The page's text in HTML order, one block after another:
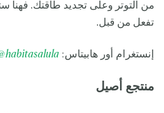
من التوتر وعلى تجديد طاقتك. فهنا
تفعل من قبل.
إنستغرام أور هابيتاس: habitasalula
منتجع أصيل